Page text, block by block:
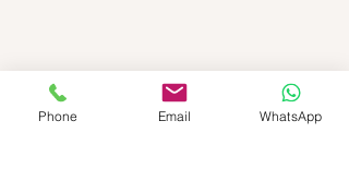
Phone Email WhatsApp